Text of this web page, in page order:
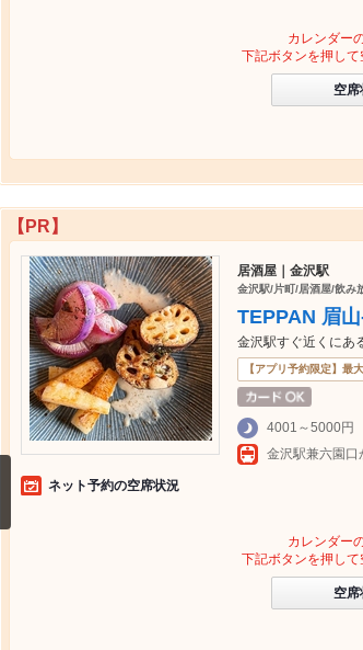
カレンダー
下記ボタンを押して
空席
【PR】
居酒屋｜金沢駅
金沢駅/片町/居酒屋/飲み
TEPPAN 眉
金沢駅すぐ近くにあ
【アプリ予約限定】最
4001～5000円
ネット予約の空席状況
カレンダー
下記ボタンを押して
空席